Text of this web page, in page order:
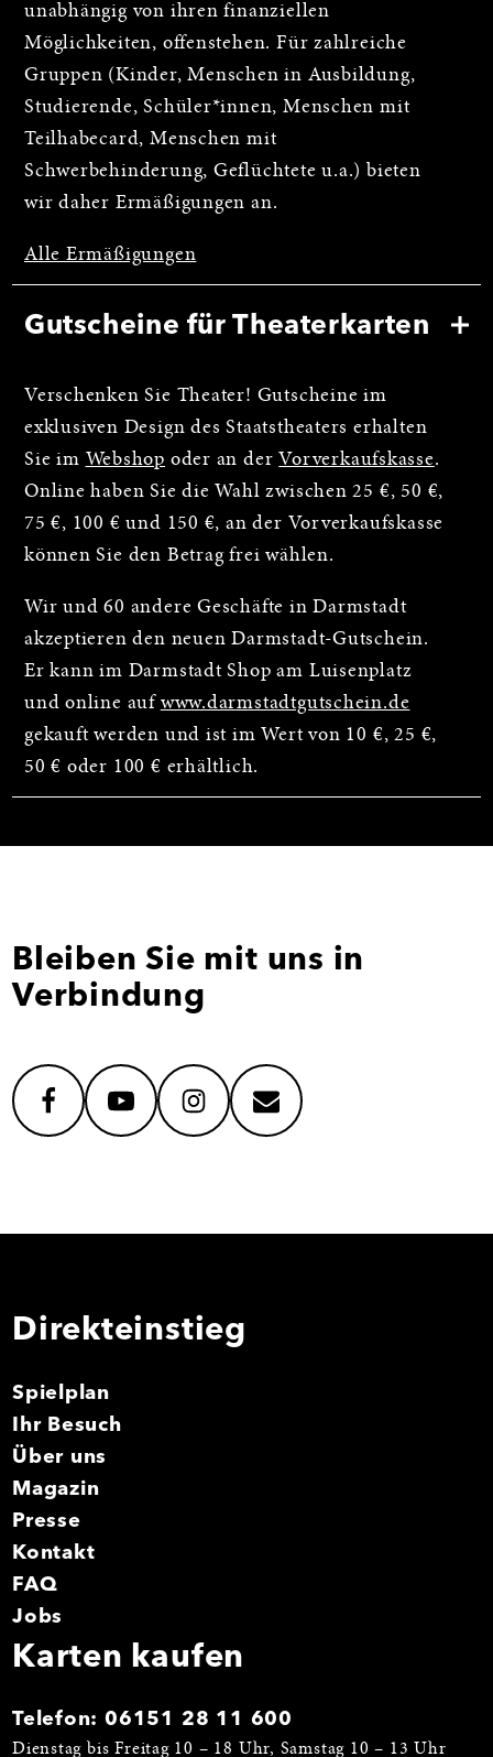
unabhängig von ihren finanziellen
Möglichkeiten, offenstehen. Für zahlreiche
Gruppen (Kinder, Menschen in Ausbildung,
Studierende, Schüler*innen, Menschen mit
Teilhabecard, Menschen mit
Schwerbehinderung, Geflüchtete u.a.) bieten
wir daher Ermäßigungen an.
Alle Ermäßigungen
Gutscheine für Theaterkarten
Verschenken Sie Theater! Gutscheine im
exklusiven Design des Staatstheaters erhalten
Sie im Webshop oder an der Vorverkaufskasse.
Online haben Sie die Wahl zwischen 25 €, 50 €,
75 €, 100 € und 150 €, an der Vorverkaufskasse
können Sie den Betrag frei wählen.
Wir und 60 andere Geschäfte in Darmstadt
akzeptieren den neuen Darmstadt-Gutschein.
Er kann im Darmstadt Shop am Luisenplatz
und online auf www.darmstadtgutschein.de
gekauft werden und ist im Wert von 10 €, 25 €,
50 € oder 100 € erhältlich.
Bleiben Sie mit uns in
Verbindung
facebookyoutubeinstagrammail
Direkteinstieg
Spielplan
Ihr Besuch
Über uns
Magazin
Presse
Kontakt
FAQ
Jobs
Karten kaufen
Telefon:06151 28 11 600
Dienstag bis Freitag 10 – 18 Uhr, Samstag 10 – 13 Uhr